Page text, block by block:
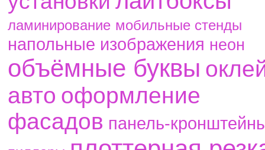
ламинирование мобильные стенды
напольные изображения неон
объёмные буквы
авто оформление
фасадов панель-